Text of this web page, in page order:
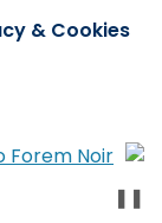
& Cookies
❚❚